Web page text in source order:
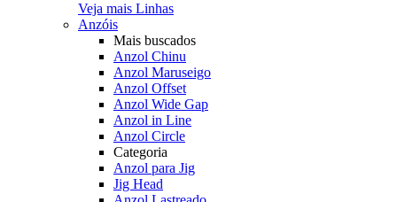
Veja mais Linhas
Anzóis
Mais buscados
Anzol Chinu
Anzol Maruseigo
Anzol Offset
Anzol Wide Gap
Anzol in Line
Anzol Circle
Categoria
Anzol para Jig
Jig Head